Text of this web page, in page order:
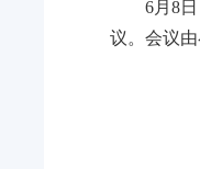
6月8
议。会议由